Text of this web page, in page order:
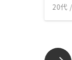
20代